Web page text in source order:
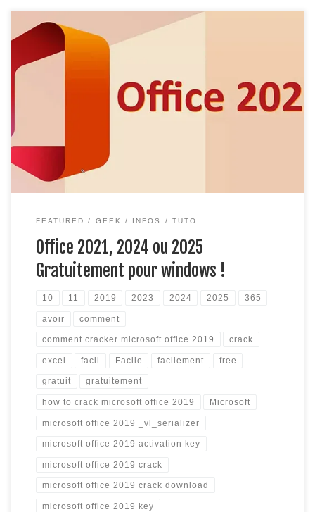
Nous avons simplifier au maximum l’installation et la mise en
place d’une version version Office 2019, 2021 et 2024,
2025 pour Windows. Plus besoin de télécharger à part les
fichiers d’installation d’office et le crack, maintenant tout est
FEATURED GEEK INFOS TUTO
Office 2021, 2024 ou 2025
Gratuitement pour windows !
10 11 2019 2023 2024 2025 365
avoir comment
comment cracker microsoft office 2019 crack
excel facil Facile facilement free
gratuit gratuitement
how to crack microsoft office 2019 Microsoft
microsoft office 2019 _vl_serializer
microsoft office 2019 activation key
microsoft office 2019 crack
microsoft office 2019 crack download
microsoft office 2019 key